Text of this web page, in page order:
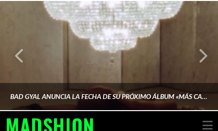
BAD GYAL ANUNCIA LA FECHA DE SU PRÓXIMO ÁLBUM «MÁS CARA»